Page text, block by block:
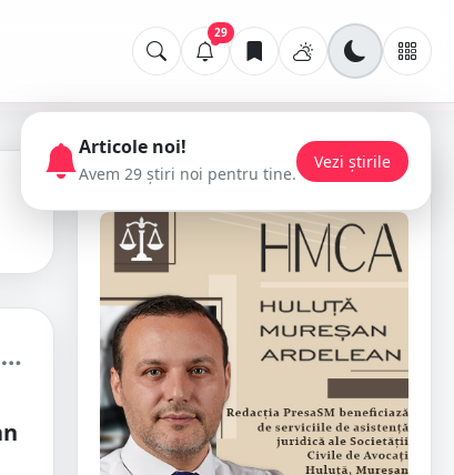
29
📢 Publicitate
Articole noi!
Avem 29 știri noi pentru tine.
Vezi știrile